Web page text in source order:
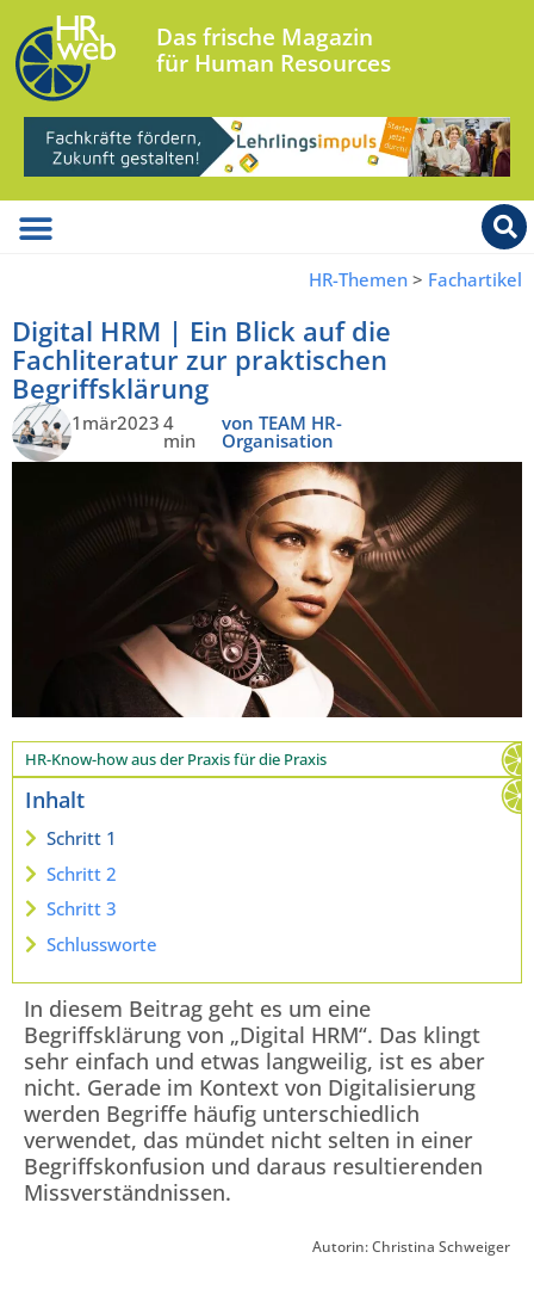
Das frische Magazin
für Human Resources
HR-Themen > Fachartikel
Digital HRM | Ein Blick auf die
Fachliteratur zur praktischen
Begriffsklärung
1mär2023 4
min
von TEAM HR-
Organisation
HR-Know-how aus der Praxis für die Praxis
Inhalt
Schritt 1
Schritt 2
Schritt 3
Schlussworte
In diesem Beitrag geht es um eine
Begriffsklärung von „Digital HRM“. Das klingt
sehr einfach und etwas langweilig, ist es aber
nicht. Gerade im Kontext von Digitalisierung
werden Begriffe häufig unterschiedlich
verwendet, das mündet nicht selten in einer
Begriffskonfusion und daraus resultierenden
Missverständnissen.
Autorin: Christina Schweiger